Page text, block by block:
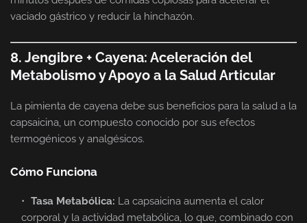
vaciado gástrico y reducir la hinchazón.
8. Jengibre + Cayena: Aceleración del
Metabolismo y Apoyo a la Salud Articular
La pimienta de cayena debe sus beneficios para la salud a la
capsaicina, un compuesto conocido por sus efectos
termogénicos y analgésicos.
Cómo Funciona
Tasa Metabólica: La capsaicina aumenta el calor
corporal y la actividad metabólica, lo que, combinado con